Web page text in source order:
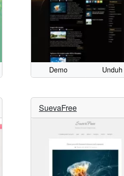
Demo Unduh
SuevaFree